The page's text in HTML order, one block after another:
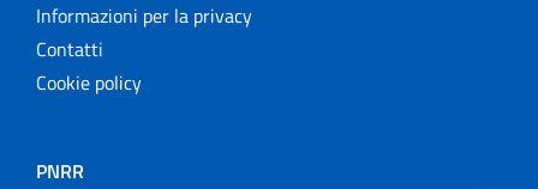
Informazioni per la privacy
Contatti
Cookie policy
PNRR